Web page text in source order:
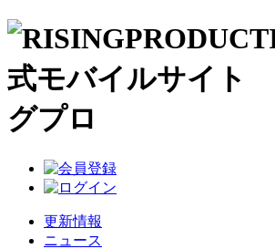
更新情報
ニュース